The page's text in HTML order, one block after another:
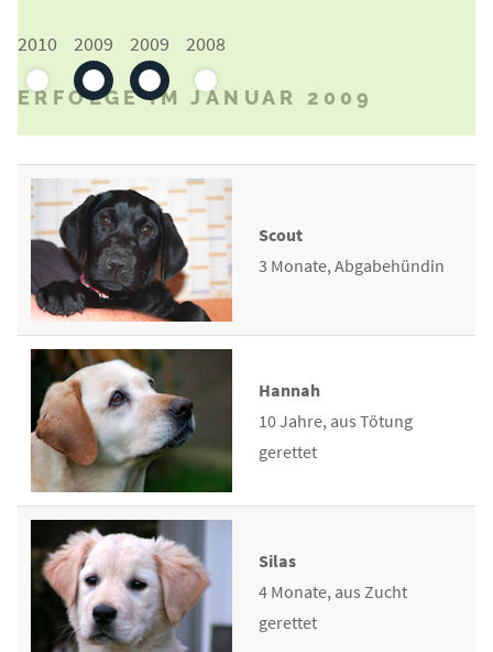
2010 2009 2009 2008
ERFOLGE IM JANUAR 2009
Scout
3 Monate, Abgabehündin
Hannah
10 Jahre, aus Tötung
gerettet
Silas
4 Monate, aus Zucht
gerettet